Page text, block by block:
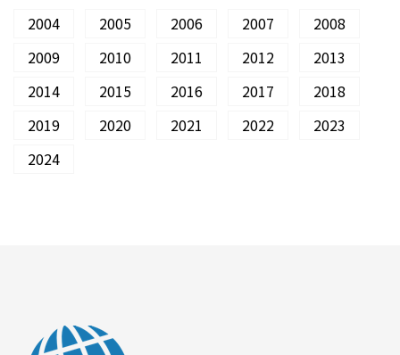
2004
2005 2006 2007
2008
2009
2010 2011 2012
2013
2014
2015 2016 2017
2018
2019
2020 2021 2022
2023
2024